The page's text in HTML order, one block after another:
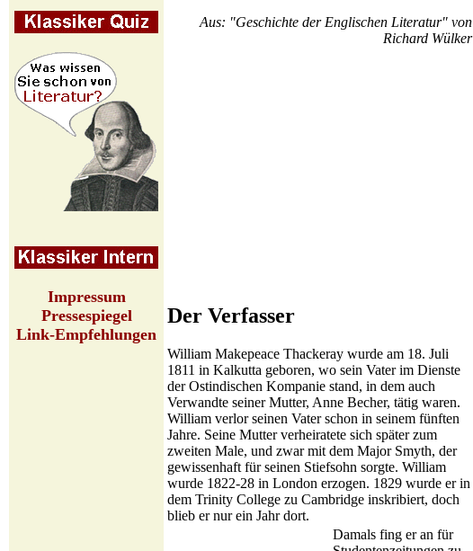
Impressum
Pressespiegel
Link-Empfehlungen
Aus: "Geschichte der Englischen Literatur" von
Richard Wülker
Der Verfasser
William Makepeace Thackeray wurde am 18. Juli
1811 in Kalkutta geboren, wo sein Vater im Dienste
der Ostindischen Kompanie stand, in dem auch
Verwandte seiner Mutter, Anne Becher, tätig waren.
William verlor seinen Vater schon in seinem fünften
Jahre. Seine Mutter verheiratete sich später zum
zweiten Male, und zwar mit dem Major Smyth, der
gewissenhaft für seinen Stiefsohn sorgte. William
wurde 1822-28 in London erzogen. 1829 wurde er in
dem Trinity College zu Cambridge inskribiert, doch
blieb er nur ein Jahr dort.
Damals fing er an für